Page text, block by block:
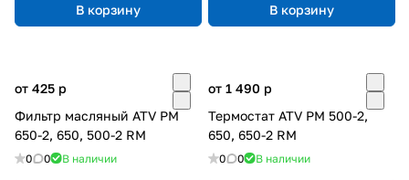
В корзину В корзину
от 425 p
Фильтр масляный ATV РМ
650-2, 650, 500-2 RM
0 0 В наличии
от 1 490 p
Термостат ATV РМ 500-2,
650, 650-2 RM
0 0 В наличии